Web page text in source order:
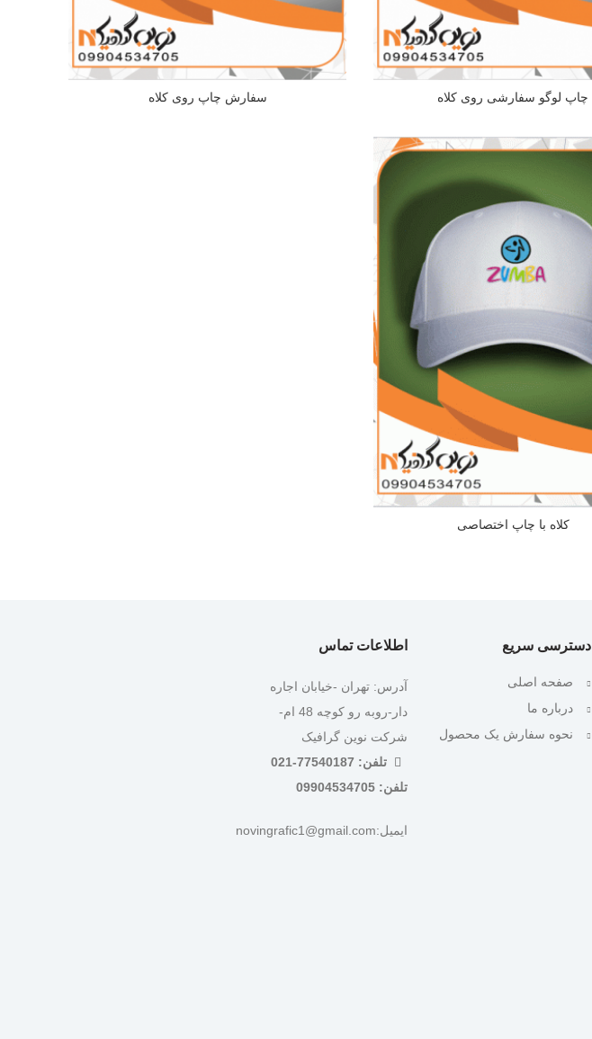
چاپ لوگو سفارشی روی کلاه سفارش چاپ روی کلاه
کلاه با چاپ اختصاصی
دسترسی سریع
صفحه اصلی
درباره ما
نحوه سفارش یک محصول
اطلاعات تماس
آدرس: تهران -خیابان اجاره
دار-روبه رو کوچه 48 ام-
شرکت نوین گرافیک
تلفن: 77540187-021
تلفن: 09904534705
ایمیل:novingrafic1@gmail.com